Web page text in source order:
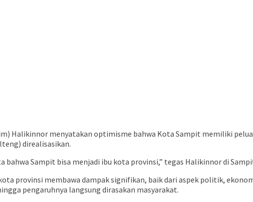
Halikinnor menyatakan optimisme bahwa Kota Sampit memiliki
direalisasikan.
bahwa Sampit bisa menjadi ibu kota provinsi,” tegas Halikinnor di
provinsi membawa dampak signifikan, baik dari aspek politik,
pengaruhnya langsung dirasakan masyarakat.